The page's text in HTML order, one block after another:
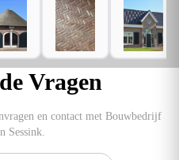
Vragen
en contact met Bouwbedrijf
Sessink.